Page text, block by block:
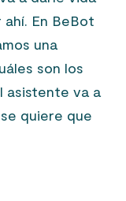
En BeBot
una
son los
asistente va a
quiere que